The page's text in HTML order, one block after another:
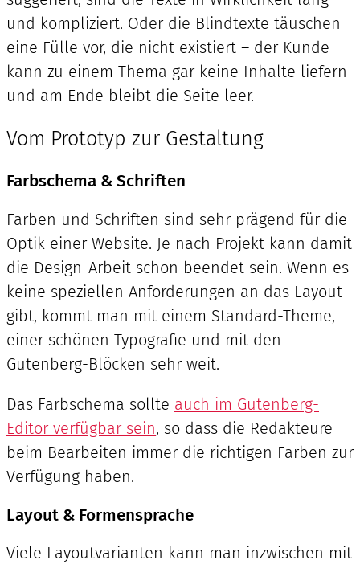
und kompliziert. Oder die Blindtexte täuschen
eine Fülle vor, die nicht existiert – der Kunde
kann zu einem Thema gar keine Inhalte liefern
und am Ende bleibt die Seite leer.
Vom Prototyp zur Gestaltung
Farbschema & Schriften
Farben und Schriften sind sehr prägend für die
Optik einer Website. Je nach Projekt kann damit
die Design-Arbeit schon beendet sein. Wenn es
keine speziellen Anforderungen an das Layout
gibt, kommt man mit einem Standard-Theme,
einer schönen Typografie und mit den
Gutenberg-Blöcken sehr weit.
Das Farbschema sollte auch im Gutenberg-
Editor verfügbar sein, so dass die Redakteure
beim Bearbeiten immer die richtigen Farben zur
Verfügung haben.
Layout & Formensprache
Viele Layoutvarianten kann man inzwischen mit